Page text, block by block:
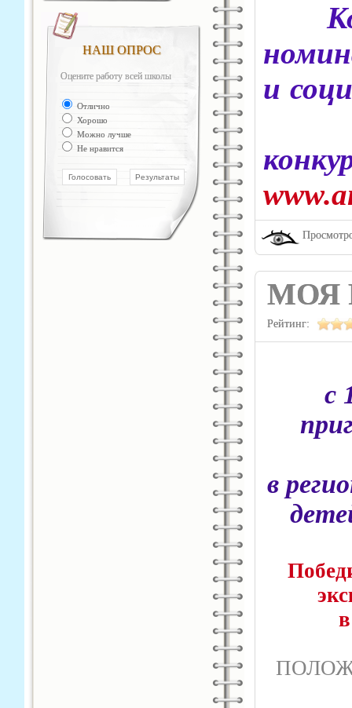
НАШ ОПРОС
Оцените работу всей школы
Отлично
Хорошо
Можно лучше
Не нравится
и
МОЯ
Рейтинг:
с
в